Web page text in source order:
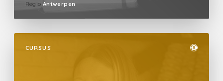
Regio Antwerpen
CURSUS